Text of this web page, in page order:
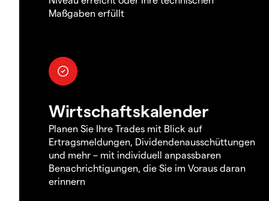
Maßgaben erfüllt
Wirtschaftskalender
Planen Sie Ihre Trades mit Blick auf
Ertragsmeldungen, Dividendenausschüttungen
und mehr – mit individuell anpassbaren
Benachrichtigungen, die Sie im Voraus daran
erinnern